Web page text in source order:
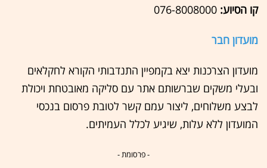
קו הסיוע: 076-8008000
מועדון חבר
מועדון הצרכנות יצא בקמפיין התנדבותי הקורא לחקלאים
ובעלי משקים שברשותם אתר עם סליקה מאובטחת ויכולת
לבצע משלוחים, ליצור עמם קשר לטובת פרסום בנכסי
המועדון ללא עלות, שיגיע לכלל העמיתים.
- פרסומת -